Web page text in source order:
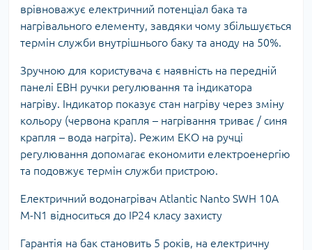
врівноважує електричний потенціал бака та
нагрівального елементу, завдяки чому збільшується
термін служби внутрішнього баку та аноду на 50%.
Зручною для користувача є наявність на передній
панелі ЕВН ручки регулювання та індикатора
нагріву. Індикатор показує стан нагріву через зміну
кольору (червона крапля – нагрівання триває / синя
крапля – вода нагріта). Режим ЕКО на ручці
регулювання допомагає економити електроенергію
та подовжує термін служби пристрою.
Електричний водонагрівач Atlantic Nanto SWH 10A
M-N1 відноситься до IP24 класу захисту
Гарантія на бак становить 5 років, на електричну